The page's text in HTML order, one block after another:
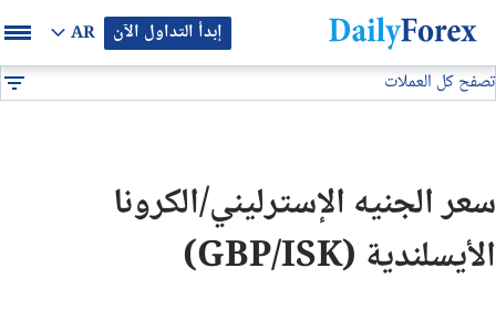
إبدأ التداول الآن AR
بيان إعلاني
تصفح كل العملات
GBP/USD
USD/JPY
سعر الجنيه الإسترليني/الكرونا
الأيسلندية (GBP/ISK)